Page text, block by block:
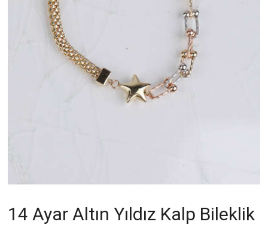
14 Ayar Altın Yıldız Kalp Bileklik